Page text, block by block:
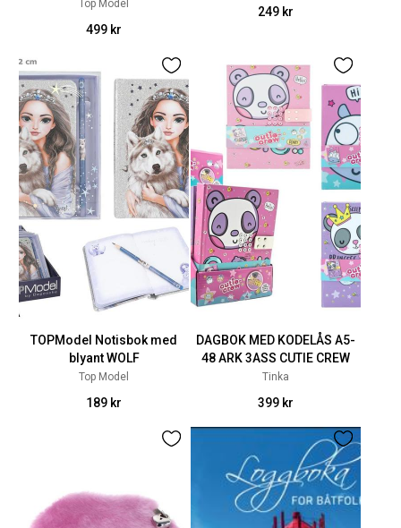
Top Model
499 kr
249 kr
TOPModel Notisbok med
blyant WOLF
Top Model
189 kr
DAGBOK MED KODELÅS A5-
48 ARK 3ASS CUTIE CREW
Tinka
399 kr